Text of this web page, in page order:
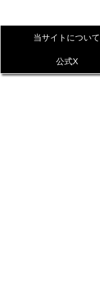
当サイトについて
公式X